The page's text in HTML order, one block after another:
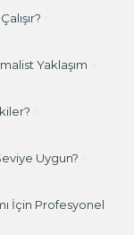
Yaklaşım
Uygun?
İçin Profesyonel